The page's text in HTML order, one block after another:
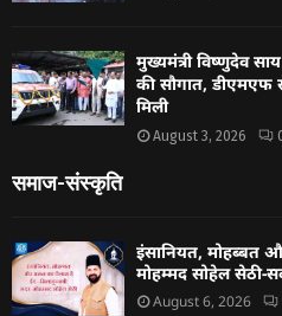
मुख्यमंत्री विष्णुदेव
की सौगात,
मिली
August 3, 2026
समाज-संस्कृति
इंसानियत, मोहब्बत
मोहम्मद सोहेल सेठी-
August 6, 2026